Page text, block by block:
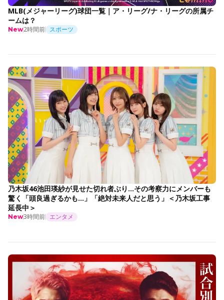
MLB(メジャーリーグ)球団一覧｜ア・リーグ/ナ・リーグの所属チ
ームは？
New2時間前 スポーツ
乃木坂46池田瑛紗が見せた切れ者ぶり…その考察力にメンバーも
驚く「頭良過ぎるかも…」「絶対未来人だと思う」＜乃木坂工事
延長中＞
New3時間前 エンタメ